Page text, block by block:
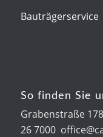
Bauträgerservice
So finden Sie
Grabenstraße
26 7000